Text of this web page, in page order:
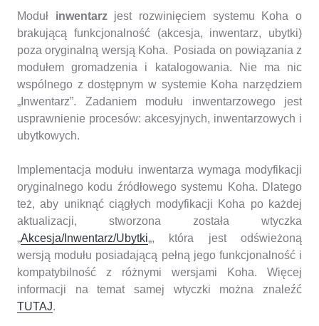
Moduł inwentarzjest rozwinięciem systemu Koha o
brakującą funkcjonalność (akcesja, inwentarz, ubytki)
poza oryginalną wersją Koha. Posiada on powiązania z
modułem gromadzenia i katalogowania. Nie ma nic
wspólnego z dostępnym w systemie Koha narzędziem
„Inwentarz”. Zadaniem modułu inwentarzowego jest
usprawnienie procesów: akcesyjnych, inwentarzowych i
ubytkowych.
Implementacja modułu inwentarza wymaga modyfikacji
oryginalnego kodu źródłowego systemu Koha. Dlatego
też, aby uniknąć ciągłych modyfikacji Koha po każdej
aktualizacji, stworzona została wtyczka
„Akcesja/Inwentarz/Ubytki„, która jest odświeżoną
wersją modułu posiadającą pełną jego funkcjonalność i
kompatybilność z różnymi wersjami Koha. Więcej
informacji na temat samej wtyczki można znaleźć
TUTAJ.